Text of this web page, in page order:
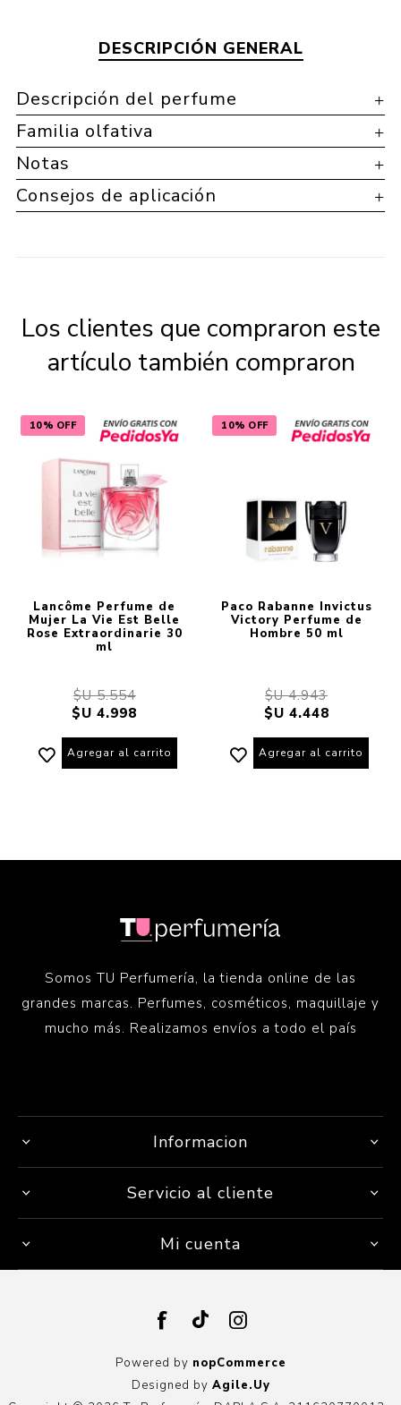
DESCRIPCIÓN GENERAL
Descripción del perfume
Familia olfativa
Notas
Consejos de aplicación
Los clientes que compraron este
artículo también compraron
10% OFF
Lancôme Perfume de
Mujer La Vie Est Belle
Rose Extraordinarie 30
ml
$U 5.554
$U 4.998
Agregar al carrito
10% OFF
Paco Rabanne Invictus
Victory Perfume de
Hombre 50 ml
$U 4.943
$U 4.448
Agregar al carrito
Somos TU Perfumería, la tienda online de las
grandes marcas. Perfumes, cosméticos, maquillaje y
mucho más. Realizamos envíos a todo el país
Informacion
Servicio al cliente
Mi cuenta
Powered by nopCommerce
Designed by Agile.Uy